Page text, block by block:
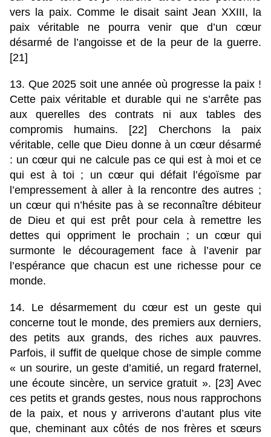
vers la paix. Comme le disait saint Jean XXIII, la
paix véritable ne pourra venir que d’un cœur
désarmé de l’angoisse et de la peur de la guerre.
[21]
13. Que 2025 soit une année où progresse la paix !
Cette paix véritable et durable qui ne s’arrête pas
aux querelles des contrats ni aux tables des
compromis humains. [22] Cherchons la paix
véritable, celle que Dieu donne à un cœur désarmé
: un cœur qui ne calcule pas ce qui est à moi et ce
qui est à toi ; un cœur qui défait l’égoïsme par
l’empressement à aller à la rencontre des autres ;
un cœur qui n’hésite pas à se reconnaître débiteur
de Dieu et qui est prêt pour cela à remettre les
dettes qui oppriment le prochain ; un cœur qui
surmonte le découragement face à l’avenir par
l’espérance que chacun est une richesse pour ce
monde.
14. Le désarmement du cœur est un geste qui
concerne tout le monde, des premiers aux derniers,
des petits aux grands, des riches aux pauvres.
Parfois, il suffit de quelque chose de simple comme
« un sourire, un geste d’amitié, un regard fraternel,
une écoute sincère, un service gratuit ». [23] Avec
ces petits et grands gestes, nous nous rapprochons
de la paix, et nous y arriverons d’autant plus vite
que, cheminant aux côtés de nos frères et sœurs